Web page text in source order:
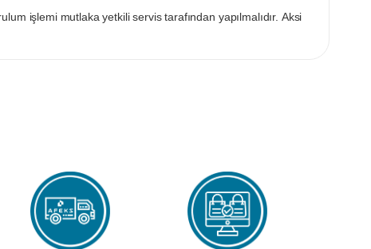
işlemi mutlaka yetkili servis tarafından yapılmalıdır. Aksi